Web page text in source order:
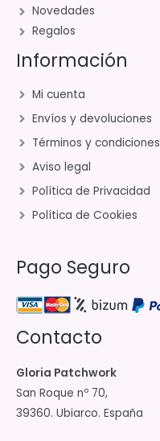
Novedades
Regalos
Información
Mi cuenta
Envíos y devoluciones
Términos y condiciones
Aviso legal
Política de Privacidad
Política de Cookies
Pago Seguro
Contacto
Gloria Patchwork
San Roque nº 70,
39360. Ubiarco. España